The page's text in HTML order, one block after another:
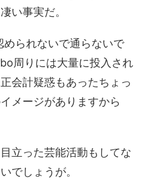
い事実だ。
られないで通らないで
周りには大量に投入され
会計疑惑もあったちょっ
メージがありますから
立った芸能活動もしてな
でしょうが。